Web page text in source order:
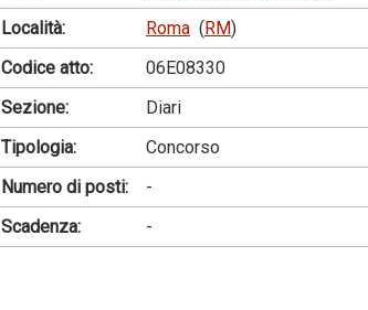
Località:
Roma (RM)
Codice atto:
06E08330
Sezione:
Diari
Tipologia:
Concorso
Numero di posti:
-
Scadenza:
-